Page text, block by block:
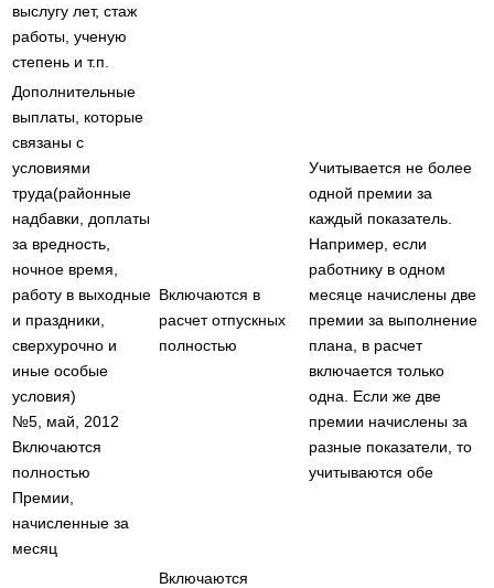
выслугу лет, стаж
работы, ученую
степень и т.п.
Дополнительные
выплаты, которые
связаны с
условиями
труда(районные
надбавки, доплаты
за вредность,
ночное время,
работу в выходные
и праздники,
сверхурочно и
иные особые
условия)
№5, май, 2012
Включаются
полностью
Премии,
начисленные за
месяц
Включаются в
расчет отпускных
полностью
Учитывается не более
одной премии за
каждый показатель.
Например, если
работнику в одном
месяце начислены две
премии за выполнение
плана, в расчет
включается только
одна. Если же две
премии начислены за
разные показатели, то
учитываются обе
Включаются